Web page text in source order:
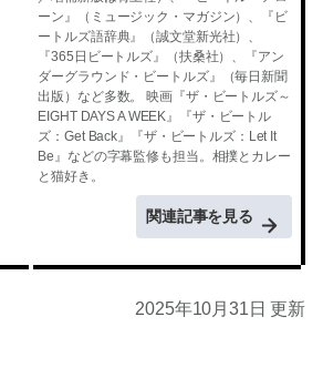
ーン』（ミュージック・マガジン）、『ビ
ートルズ語辞典』（誠文堂新光社）、
『365日ビートルズ』（扶桑社）、『アン
ダーグラウンド・ビートルズ』（毎日新聞
出版）など多数。 映画『ザ・ビートルズ～
EIGHT DAYS A WEEK』『ザ・ビートル
ズ：Get Back』『ザ・ビートルズ：Let It
Be』などの字幕監修も担当。相撲とカレー
と猫好き。
関連記事を見る
2025年10月31日 更新